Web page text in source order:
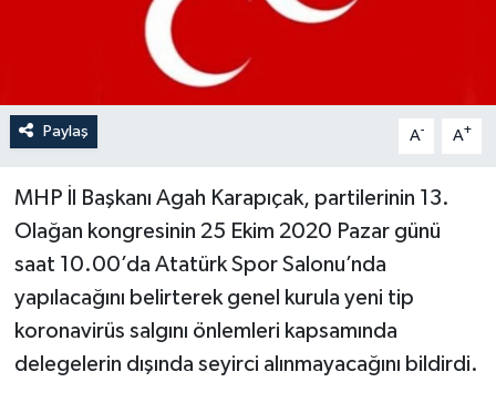
Paylaş A- A+
MHP İl Başkanı Agah Karapıçak, partilerinin 13.
Olağan kongresinin 25 Ekim 2020 Pazar günü
saat 10.00’da Atatürk Spor Salonu’nda
yapılacağını belirterek genel kurula yeni tip
koronavirüs salgını önlemleri kapsamında
delegelerin dışında seyirci alınmayacağını bildirdi.